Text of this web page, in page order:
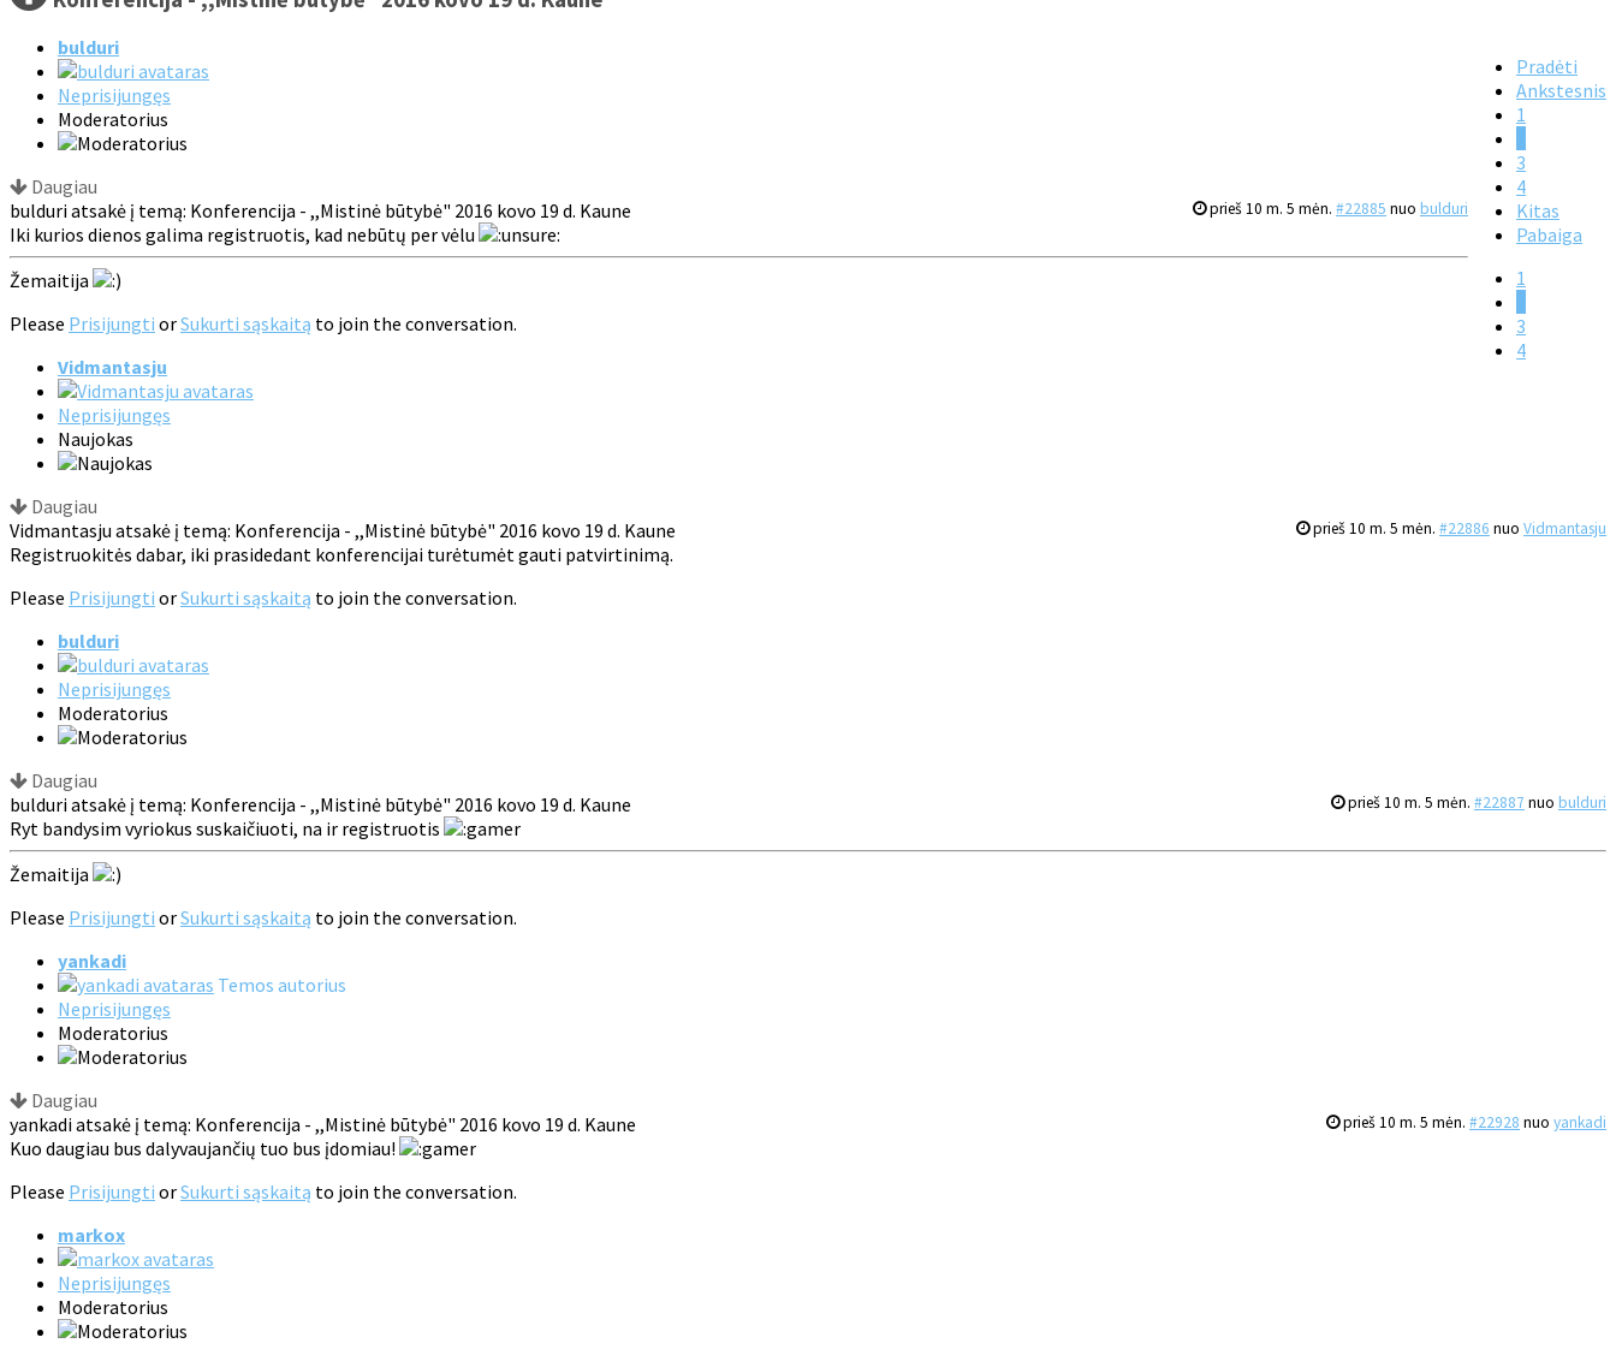
Pradėti
Ankstesnis
1
3
4
Kitas
Pabaiga
1
3
4
bulduri
Neprisijungęs
Moderatorius
Daugiau
prieš 10 m. 5 mėn. #22885 nuo bulduri
bulduri atsakė į temą: Konferencija - ,,Mistinė būtybė" 2016 kovo 19 d. Kaune
Iki kurios dienos galima registruotis, kad nebūtų per vėlu
Žemaitija
Please Prisijungti orSukurti sąskaitą to join the conversation.
Vidmantasju
Neprisijungęs
Naujokas
Daugiau
prieš 10 m. 5 mėn. #22886 nuo Vidmantasju
Vidmantasju atsakė į temą: Konferencija - ,,Mistinė būtybė" 2016 kovo 19 d. Kaune
Registruokitės dabar, iki prasidedant konferencijai turėtumėt gauti patvirtinimą.
Please Prisijungti orSukurti sąskaitą to join the conversation.
bulduri
Neprisijungęs
Moderatorius
Daugiau
prieš 10 m. 5 mėn. #22887 nuo bulduri
bulduri atsakė į temą: Konferencija - ,,Mistinė būtybė" 2016 kovo 19 d. Kaune
Ryt bandysim vyriokus suskaičiuoti, na ir registruotis
Žemaitija
Please Prisijungti orSukurti sąskaitą to join the conversation.
yankadi
Temos autorius
Neprisijungęs
Moderatorius
Daugiau
prieš 10 m. 5 mėn. #22928 nuo yankadi
yankadi atsakė į temą: Konferencija - ,,Mistinė būtybė" 2016 kovo 19 d. Kaune
Kuo daugiau bus dalyvaujančių tuo bus įdomiau!
Please Prisijungti orSukurti sąskaitą to join the conversation.
markox
Neprisijungęs
Moderatorius